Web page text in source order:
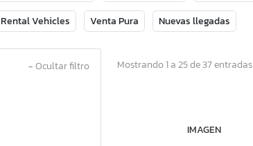
Rental Vehicles Venta Pura Nuevas llegadas
−Ocultar filtro Mostrando 1 a 25 de 37 entradas
IMAGEN